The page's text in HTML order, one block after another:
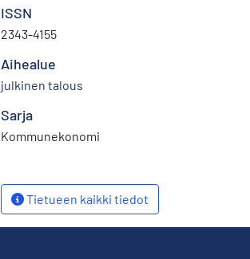
ISSN
2343-4155
Aihealue
julkinen talous
Sarja
Kommunekonomi
Tietueen kaikki tiedot